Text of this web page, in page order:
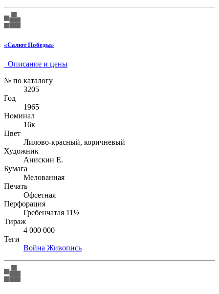
«Салют Победы»
Описание и цены
№ по каталогу
3205
Год
1965
Номинал
16к
Цвет
Лилово-красный, коричневый
Художник
Анискин Е.
Бумага
Мелованная
Печать
Офсетная
Перфорация
Гребенчатая 11½
Тираж
4 000 000
Теги
Война Живопись